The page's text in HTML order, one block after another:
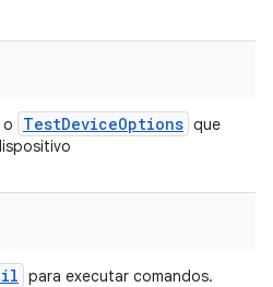
o TestDeviceOptions que
para executar comandos.